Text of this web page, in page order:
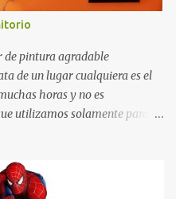
pintura agradable
de un lugar cualquiera es el
horas y no es
utilizamos solamente para
Te mostramos algunas
y estilo que buscas